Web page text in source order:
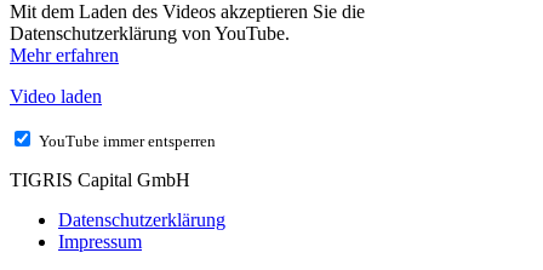
Mit dem Laden des Videos akzeptieren Sie die
Datenschutzerklärung von YouTube.
Mehr erfahren
Video laden
YouTube immer entsperren
TIGRIS Capital GmbH
Datenschutzerklärung
Impressum